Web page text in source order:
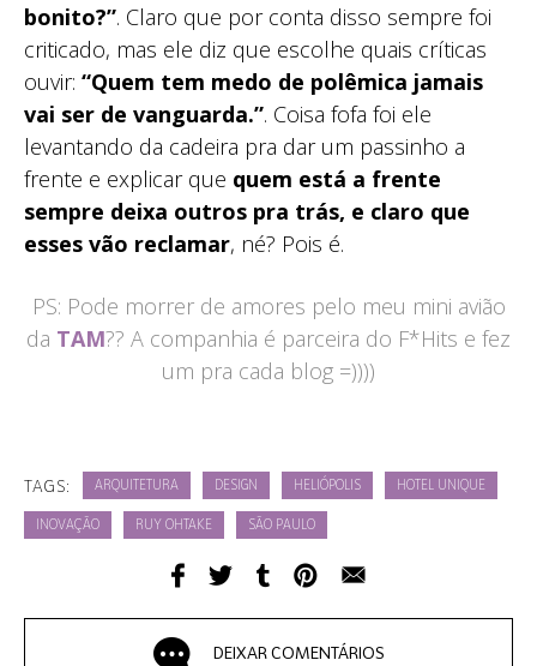
bonito?”. Claro que por conta disso sempre foi
criticado, mas ele diz que escolhe quais críticas
ouvir: “Quem tem medo de polêmica jamais
vai ser de vanguarda.”. Coisa fofa foi ele
levantando da cadeira pra dar um passinho a
frente e explicar que quem está a frente
sempre deixa outros pra trás, e claro que
esses vão reclamar, né? Pois é.
PS: Pode morrer de amores pelo meu mini avião
da TAM?? A companhia é parceira do F*Hits e fez
um pra cada blog =))))
TAGS: ARQUITETURA DESIGN HELIÓPOLIS HOTEL UNIQUE
INOVAÇÃO RUY OHTAKE SÃO PAULO
DEIXAR COMENTÁRIOS